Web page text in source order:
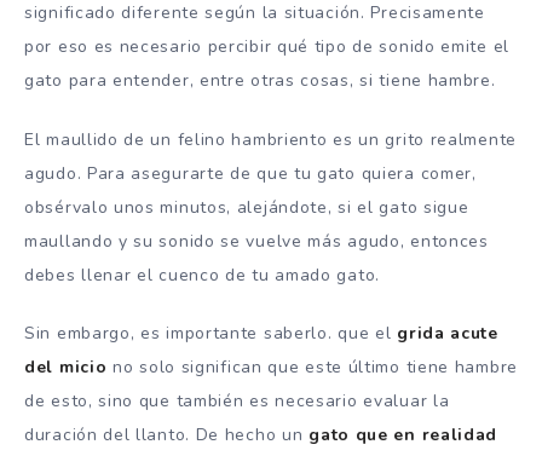
significado diferente según la situación. Precisamente
por eso es necesario percibir qué tipo de sonido emite el
gato para entender, entre otras cosas, si tiene hambre.
El maullido de un felino hambriento es un grito realmente
agudo. Para asegurarte de que tu gato quiera comer,
obsérvalo unos minutos, alejándote, si el gato sigue
maullando y su sonido se vuelve más agudo, entonces
debes llenar el cuenco de tu amado gato.
Sin embargo, es importante saberlo. que el grida acute
del micio no solo significan que este último tiene hambre
de esto, sino que también es necesario evaluar la
duración del llanto. De hecho un gato que en realidad